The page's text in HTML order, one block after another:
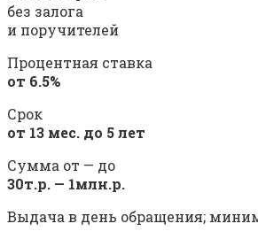
без залога
и поручителей
Процентная ставка
от 6.5%
Срок
от 13 мес. до 5 лет
Сумма от — до
30т.р. — 1млн.р.
Выдача в день обращения;